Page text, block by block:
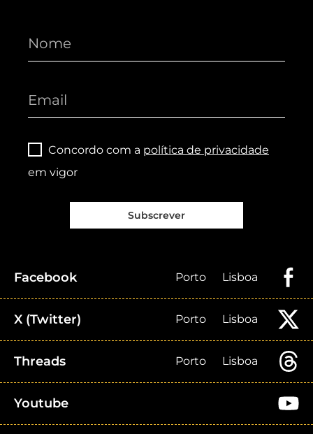
Concordo com a política de privacidade
em vigor
Subscrever
Facebook Porto Lisboa
X (Twitter) Porto Lisboa
Threads Porto Lisboa
Youtube